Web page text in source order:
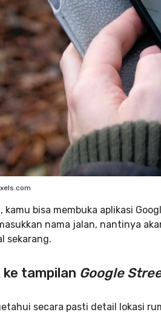
kamu bisa membuka aplikasi
nama jalan, nantinya
sekarang.
ke tampilan Google
secara pasti detail lokasi